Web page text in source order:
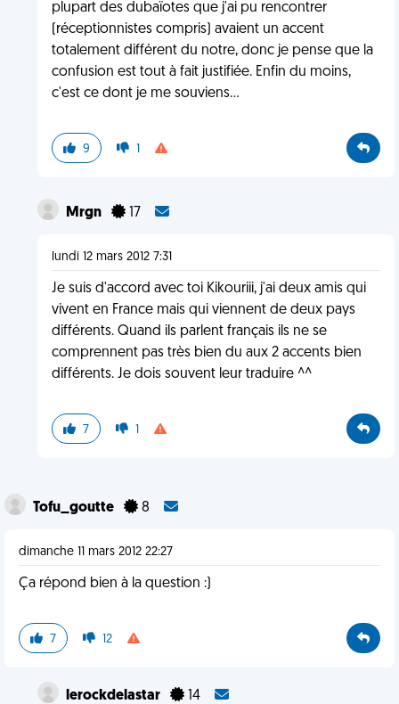
plupart des dubaïotes que j'ai pu rencontrer
(réceptionnistes compris) avaient un accent
totalement différent du notre, donc je pense que la
confusion est tout à fait justifiée. Enfin du moins,
c'est ce dont je me souviens...
9 1
Mrgn 17
lundi 12 mars 2012 7:31
Je suis d'accord avec toi Kikouriii, j'ai deux amis qui
vivent en France mais qui viennent de deux pays
différents. Quand ils parlent français ils ne se
comprennent pas très bien du aux 2 accents bien
différents. Je dois souvent leur traduire ^^
7 1
Tofu_goutte 8
dimanche 11 mars 2012 22:27
Ça répond bien à la question :)
7 12
lerockdelastar 14